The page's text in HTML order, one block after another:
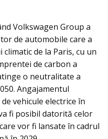
Volkswagen Group a
de automobile care a
de la Paris, cu un
de carbon a
o neutralitate a
Angajamentul
vehicule electrice în
fi posibil datorită celor
vor fi lansate în cadrul